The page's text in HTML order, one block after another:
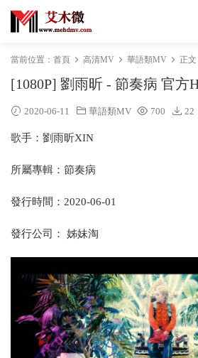
當前位置： 首頁 高清MV 華語類MV 正文
[1080P] 劉雨昕 - 節奏病 官方
2020-06-11 華語類MV 700 22
歌手：劉雨昕XIN
所屬專輯：節奏病
發行時間：2020-06-01
發行公司： 姊妹淘